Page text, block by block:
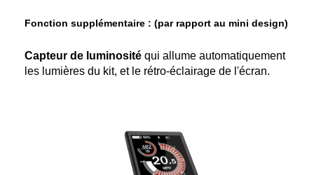
Fonction supplémentaire : (par rapport au mini design)
Capteur de luminosité qui allume automatiquement
les lumières du kit, et le rétro-éclairage de l'écran.